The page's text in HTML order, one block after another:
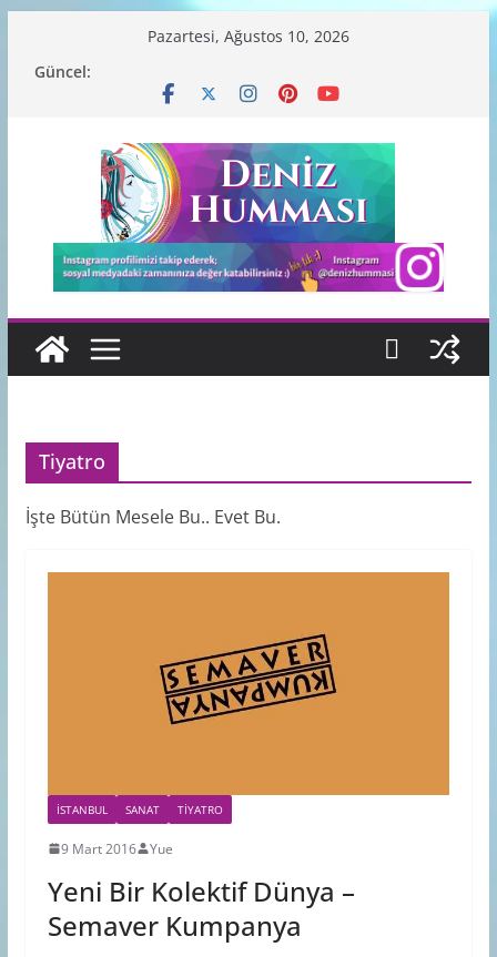
Pazartesi, Ağustos 10, 2026
Güncel:
Tiyatro
İşte Bütün Mesele Bu.. Evet Bu.
İSTANBUL SANAT TIYATRO
9 Mart 2016 Yue
Yeni Bir Kolektif Dünya –
Semaver Kumpanya